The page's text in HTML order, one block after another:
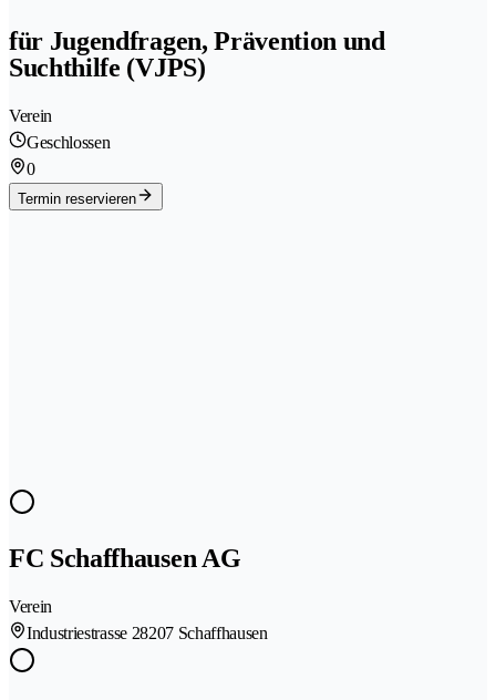
für Jugendfragen, Prävention und
Suchthilfe (VJPS)
Verein
Geschlossen
0
Termin reservieren
FC Schaffhausen AG
Verein
Industriestrasse 28207 Schaffhausen